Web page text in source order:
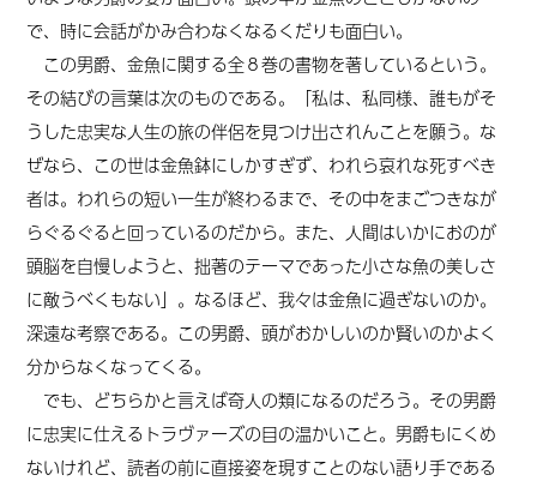
で、時に会話がかみ合わなくなるくだりも面白い。
この男爵、金魚に関する全８巻の書物を著しているという。
その結びの言葉は次のものである。「私は、私同様、誰もがそ
うした忠実な人生の旅の伴侶を見つけ出されんことを願う。な
ぜなら、この世は金魚鉢にしかすぎず、われら哀れな死すべき
者は。われらの短い一生が終わるまで、その中をまごつきなが
らぐるぐると回っているのだから。また、人間はいかにおのが
頭脳を自慢しようと、拙著のテーマであった小さな魚の美しさ
に敵うべくもない」。なるほど、我々は金魚に過ぎないのか。
深遠な考察である。この男爵、頭がおかしいのか賢いのかよく
分からなくなってくる。
でも、どちらかと言えば奇人の類になるのだろう。その男爵
に忠実に仕えるトラヴァーズの目の温かいこと。男爵もにくめ
ないけれど、読者の前に直接姿を現すことのない語り手である